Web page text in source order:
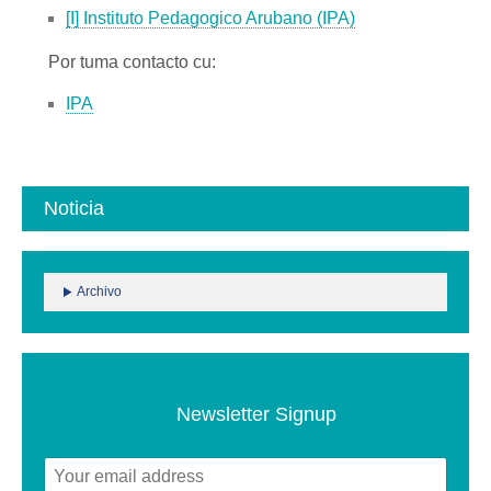
[I] Instituto Pedagogico Arubano (IPA)
Por tuma contacto cu:
IPA
Noticia
Archivo
Newsletter Signup